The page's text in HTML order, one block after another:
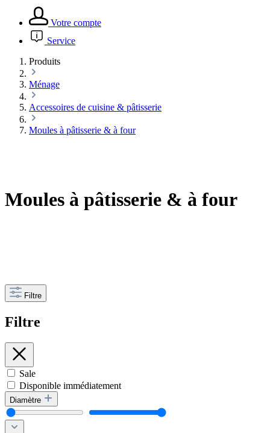
Votre compte
Service
Produits
Ménage
Accessoires de cuisine & pâtisserie
Moules à pâtisserie & à four
Moules à pâtisserie & à four
Filtre
Filtre
Sale
Disponible immédiatement
Diamètre